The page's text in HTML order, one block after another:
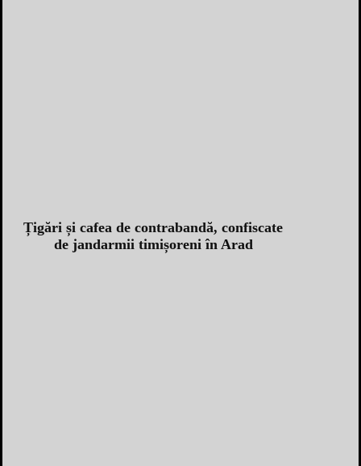
Țigări și cafea de contrabandă, confiscate
de jandarmii timișoreni în Arad